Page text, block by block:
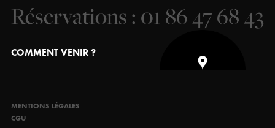
Réservations : 01 86 47 68 43
COMMENT VENIR ?
MENTIONS LÉGALES
CGU